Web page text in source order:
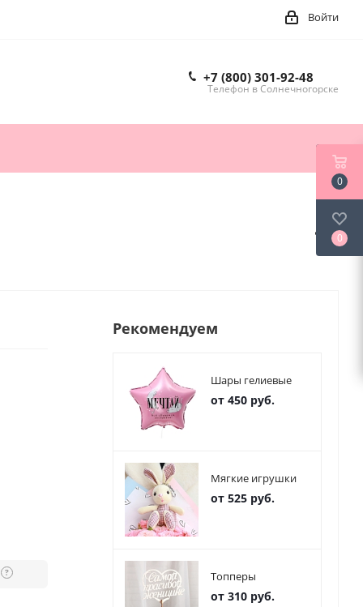
Войти
+7 (800) 301-92-48
Телефон в Солнечногорске
?
Рекомендуем
Шары гелиевые
от 450 руб.
Мягкие игрушки
от 525 руб.
Топперы
от 310 руб.
0
0